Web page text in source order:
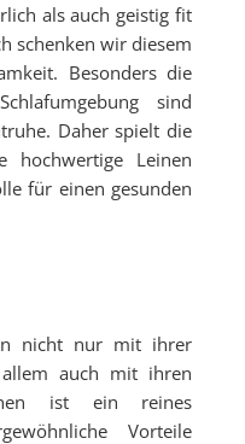
als auch geistig fit
schenken wir diesem
Besonders die
sind
Daher spielt die
hochwertige Leinen
für einen gesunden
nicht nur mit ihrer
auch mit ihren
ist ein reines
Vorteile